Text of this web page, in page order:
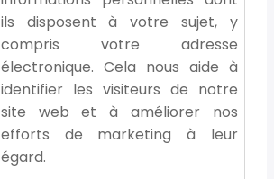
ils disposent à votre sujet, y
compris votre adresse
électronique. Cela nous aide à
identifier les visiteurs de notre
site web et à améliorer nos
efforts de marketing à leur
égard.